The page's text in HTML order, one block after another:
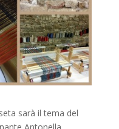
sarà il tema del